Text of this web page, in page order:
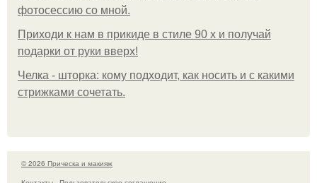
фотосессию со мной.
Приходи к нам в прикиде в стиле 90 х и получай
подарки от руки вверх!
Челка - шторка: кому подходит, как носить и с какими
стрижками сочетать.
© 2026 Прическа и макияж